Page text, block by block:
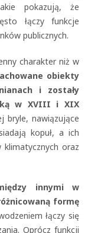
pokazują, że
łączy funkcje
publicznych.
charakter niż w
obiekty
i zostały
w XVIII i XIX
bryle, nawiązujące
kopuł, a ich
oraz
innymi w
formę
łączy się
Oprócz funkcji